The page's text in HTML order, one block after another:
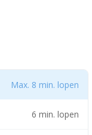
Max. 8 min. lopen
6 min. lopen